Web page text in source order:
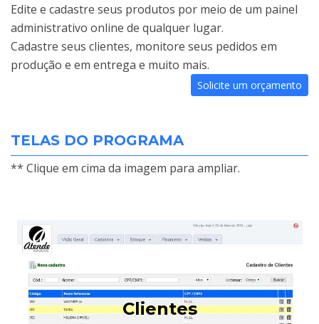
Edite e cadastre seus produtos por meio de um painel
administrativo online de qualquer lugar.
Cadastre seus clientes, monitore seus pedidos em
produção e em entrega e muito mais.
Solicite um orçamento
TELAS DO PROGRAMA
** Clique em cima da imagem para ampliar.
Clientes